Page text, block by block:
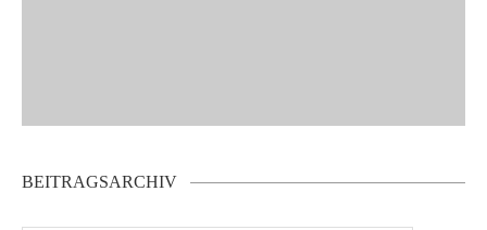
BEITRAGSARCHIV